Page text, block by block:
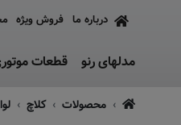
درباره ما فروش ویژه
مدلهای رنو قطعات
محصولات کلاچ